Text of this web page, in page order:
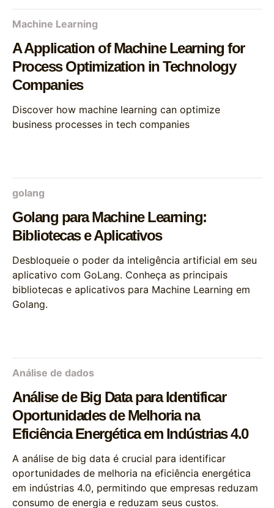
Machine Learning
A Application of Machine Learning for
Process Optimization in Technology
Companies
Discover how machine learning can optimize
business processes in tech companies
golang
Golang para Machine Learning:
Bibliotecas e Aplicativos
Desbloqueie o poder da inteligência artificial em seu
aplicativo com GoLang. Conheça as principais
bibliotecas e aplicativos para Machine Learning em
Golang.
Análise de dados
Análise de Big Data para Identificar
Oportunidades de Melhoria na
Eficiência Energética em Indústrias 4.0
A análise de big data é crucial para identificar
oportunidades de melhoria na eficiência energética
em indústrias 4.0, permitindo que empresas reduzam
consumo de energia e reduzam seus custos.